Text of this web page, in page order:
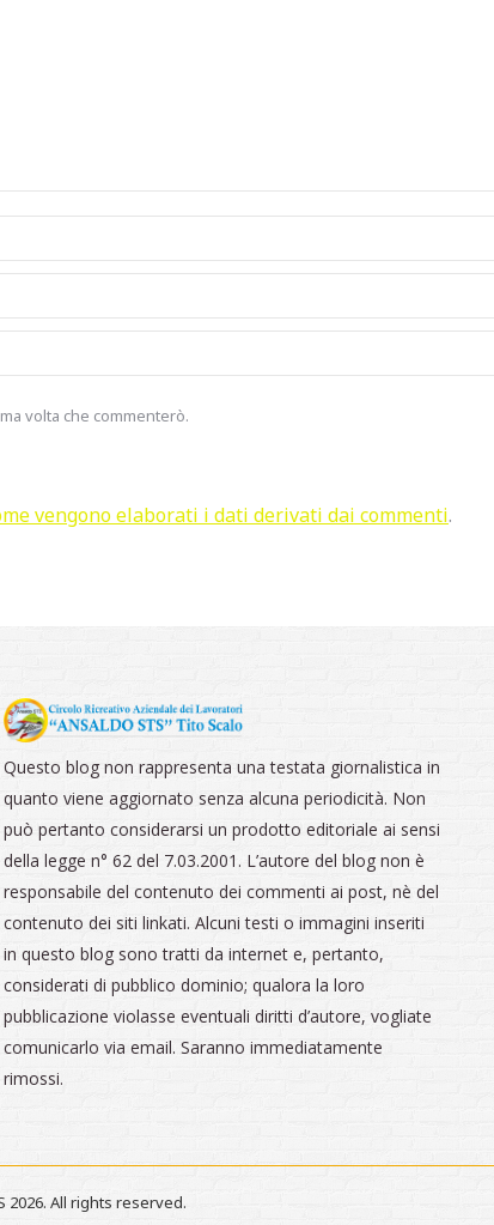
volta che commenterò.
vengono elaborati i dati derivati dai commenti.
Questo blog non rappresenta una testata giornalistica in
quanto viene aggiornato senza alcuna periodicità. Non
può pertanto considerarsi un prodotto editoriale ai sensi
della legge n° 62 del 7.03.2001. L’autore del blog non è
responsabile del contenuto dei commenti ai post, nè del
contenuto dei siti linkati. Alcuni testi o immagini inseriti
in questo blog sono tratti da internet e, pertanto,
considerati di pubblico dominio; qualora la loro
pubblicazione violasse eventuali diritti d’autore, vogliate
comunicarlo via email. Saranno immediatamente
rimossi.
2026. All rights reserved.